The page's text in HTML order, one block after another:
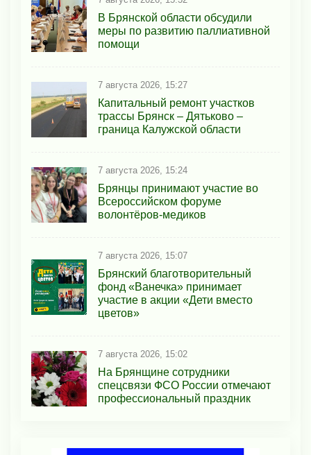
В Брянской области обсудили
меры по развитию паллиативной
помощи
7 августа 2026, 15:27
Капитальный ремонт участков
трассы Брянск – Дятьково –
граница Калужской области
7 августа 2026, 15:24
Брянцы принимают участие во
Всероссийском форуме
волонтёров-медиков
7 августа 2026, 15:07
Брянский благотворительный
фонд «Ванечка» принимает
участие в акции «Дети вместо
цветов»
7 августа 2026, 15:02
На Брянщине сотрудники
спецсвязи ФСО России отмечают
профессиональный праздник